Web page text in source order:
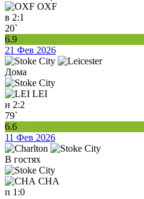
OXF
в 2:1
20`
6.9
21 Фев 2026
Дома
LEI
н 2:2
79`
6.6
11 Фев 2026
В гостях
CHA
п 1:0